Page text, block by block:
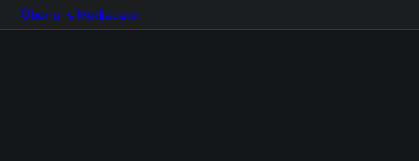
Über uns Mediadaten